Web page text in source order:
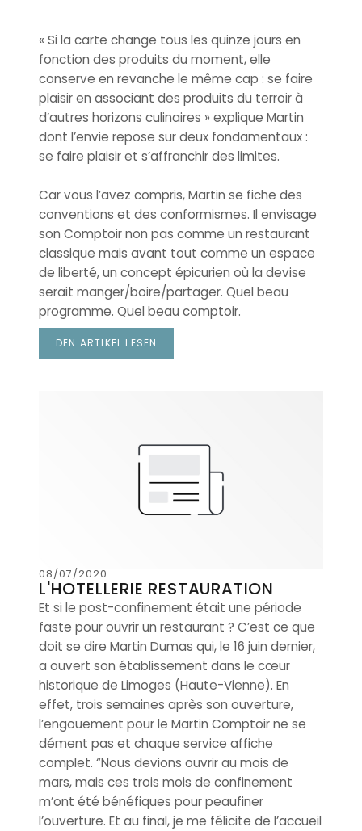
« Si la carte change tous les quinze jours en
fonction des produits du moment, elle
conserve en revanche le même cap : se faire
plaisir en associant des produits du terroir à
d’autres horizons culinaires » explique Martin
dont l’envie repose sur deux fondamentaux :
se faire plaisir et s’affranchir des limites.
Car vous l’avez compris, Martin se fiche des
conventions et des conformismes. Il envisage
son Comptoir non pas comme un restaurant
classique mais avant tout comme un espace
de liberté, un concept épicurien où la devise
serait manger/boire/partager. Quel beau
programme. Quel beau comptoir.
DEN ARTIKEL LESEN((ÖFFNET EIN NEUES FENSTER))
08/07/2020
L'HOTELLERIE RESTAURATION
Et si le post-confinement était une période
faste pour ouvrir un restaurant ? C’est ce que
doit se dire Martin Dumas qui, le 16 juin dernier,
a ouvert son établissement dans le cœur
historique de Limoges (Haute-Vienne). En
effet, trois semaines après son ouverture,
l’engouement pour le Martin Comptoir ne se
dément pas et chaque service affiche
complet. “Nous devions ouvrir au mois de
mars, mais ces trois mois de confinement
m’ont été bénéfiques pour peaufiner
l’ouverture. Et au final, je me félicite de l’accueil